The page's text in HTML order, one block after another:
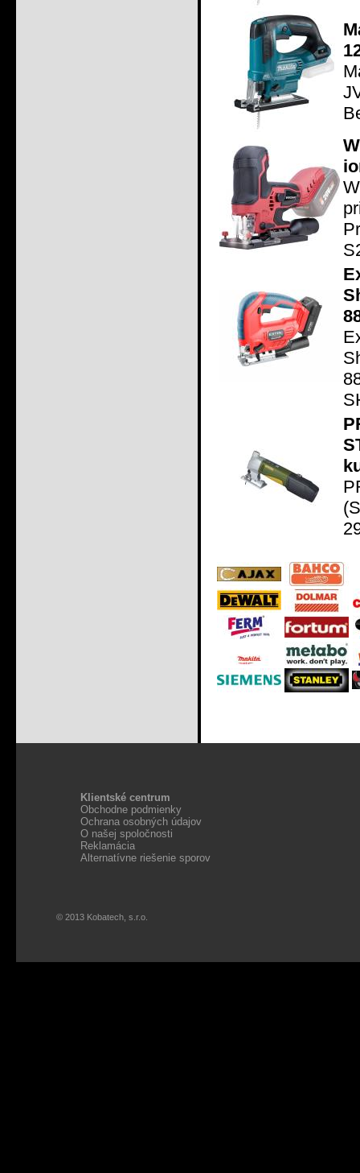
Klientské centrum
Obchodne podmienky
Ochrana osobných údajov
O našej spoločnosti
Reklamácia
Alternatívne riešenie sporov
© 2013 Kobatech, s.r.o.